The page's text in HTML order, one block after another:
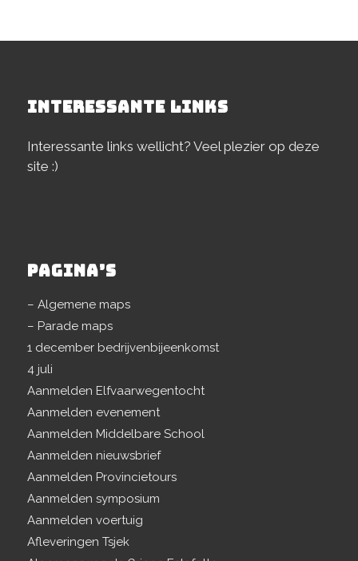
INTERESSANTE LINKS
Interessante links wellicht? Veel plezier op deze
site :)
PAGINA’S
– Algemene maps
– Parade maps
1 december bedrijvenbijeenkomst
4 juli
Aanmelden Elfvaarwegentocht
Aanmelden evenement
Aanmelden Middelbare School
Aanmelden nieuwsbrief
Aanmelden Provincietours
Aanmelden symposium
Aanmelden voertuig
Afleveringen Tsjek